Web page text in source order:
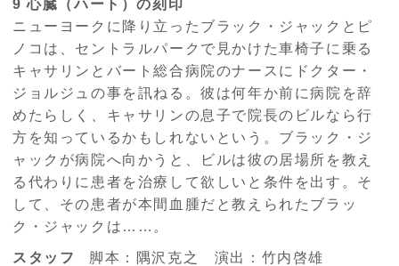
9 心臓（ハート）の刻印
ニューヨークに降り立ったブラック・ジャックとピ
ノコは、セントラルパークで見かけた車椅子に乗る
キャサリンとバート総合病院のナースにドクター・
ジョルジュの事を訊ねる。彼は何年か前に病院を辞
めたらしく、キャサリンの息子で院長のビルなら行
方を知っているかもしれないという。ブラック・ジ
ャックが病院へ向かうと、ビルは彼の居場所を教え
る代わりに患者を治療して欲しいと条件を出す。そ
して、その患者が本間血腫だと教えられたブラッ
ク・ジャックは……。
スタッフ 脚本：隅沢克之 演出：竹内啓雄